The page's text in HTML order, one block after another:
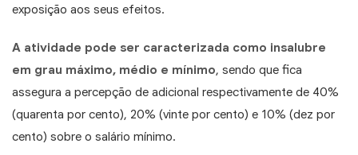
exposição aos seus efeitos.
A atividade pode ser caracterizada como insalubre
em grau máximo, médio e mínimo, sendo que fica
assegura a percepção de adicional respectivamente de 40%
(quarenta por cento), 20% (vinte por cento) e 10% (dez por
cento) sobre o salário mínimo.